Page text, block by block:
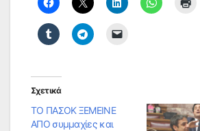
Σχετικά
ΤΟ ΠΑΣΟΚ ΞΕΜΕΙΝΕ
ΑΠΟ συμμαχίες και